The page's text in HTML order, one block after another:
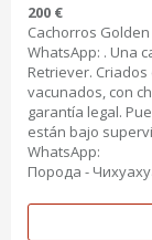
200 €
Cachorros
WhatsApp: . Una
Retriever.
vacunados, con
garantía legal.
están bajo
WhatsApp:
Порода -